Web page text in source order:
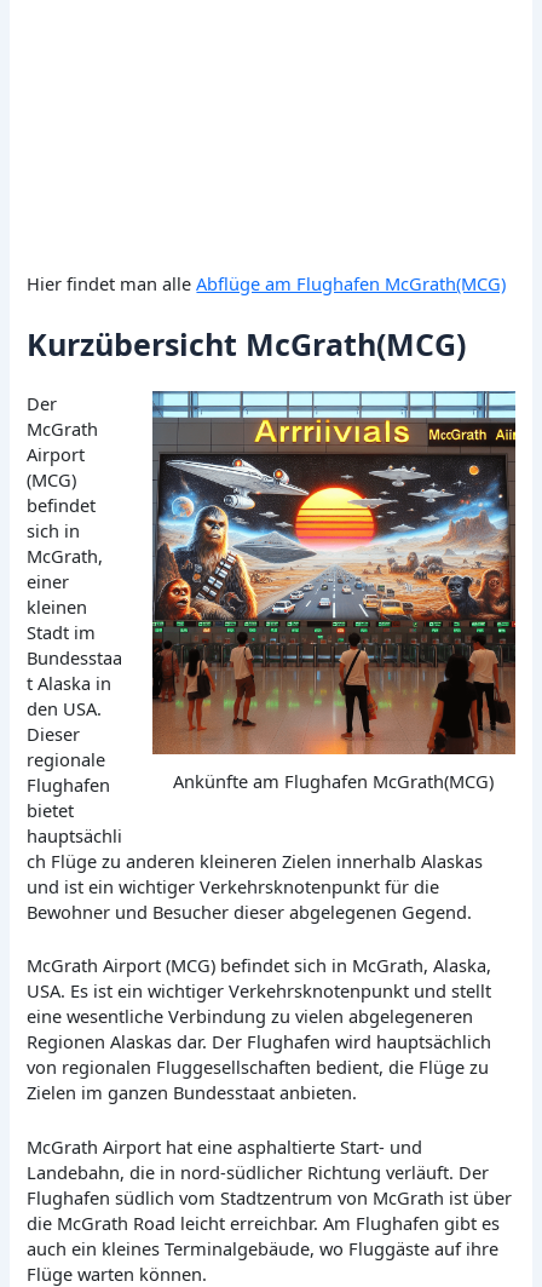
Hier findet man alleAbflüge am Flughafen McGrath(MCG)
Kurzübersicht McGrath(MCG)
Ankünfte am Flughafen McGrath(MCG)
Der
McGrath
Airport
(MCG)
befindet
sich in
McGrath,
einer
kleinen
Stadt im
Bundesstaa
t Alaska in
den USA.
Dieser
regionale
Flughafen
bietet
hauptsächli
ch Flüge zu anderen kleineren Zielen innerhalb Alaskas
und ist ein wichtiger Verkehrsknotenpunkt für die
Bewohner und Besucher dieser abgelegenen Gegend.
McGrath Airport (MCG) befindet sich in McGrath, Alaska,
USA. Es ist ein wichtiger Verkehrsknotenpunkt und stellt
eine wesentliche Verbindung zu vielen abgelegeneren
Regionen Alaskas dar. Der Flughafen wird hauptsächlich
von regionalen Fluggesellschaften bedient, die Flüge zu
Zielen im ganzen Bundesstaat anbieten.
McGrath Airport hat eine asphaltierte Start- und
Landebahn, die in nord-südlicher Richtung verläuft. Der
Flughafen südlich vom Stadtzentrum von McGrath ist über
die McGrath Road leicht erreichbar. Am Flughafen gibt es
auch ein kleines Terminalgebäude, wo Fluggäste auf ihre
Flüge warten können.